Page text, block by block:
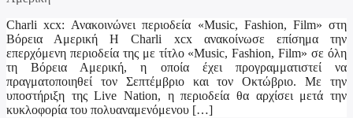
Charli xcx: Ανακοινώνει περιοδεία «Music, Fashion, Film» στη
Βόρεια Αμερική Η Charli xcx ανακοίνωσε επίσημα την
επερχόμενη περιοδεία της με τίτλο «Music, Fashion, Film» σε όλη
τη Βόρεια Αμερική, η οποία έχει προγραμματιστεί να
πραγματοποιηθεί τον Σεπτέμβριο και τον Οκτώβριο. Με την
υποστήριξη της Live Nation, η περιοδεία θα αρχίσει μετά την
κυκλοφορία του πολυαναμενόμενου […]